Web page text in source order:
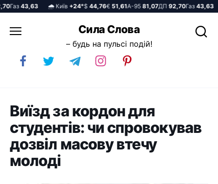
Газ43,63 🌧️ Київ+24°$44,76€51,61А-9581,07ДП92,70Газ43,63
до
Сила Слова
– будь на пульсі подій!
Виїзд за кордон для
студентів: чи спровокував
дозвіл масову втечу
молоді